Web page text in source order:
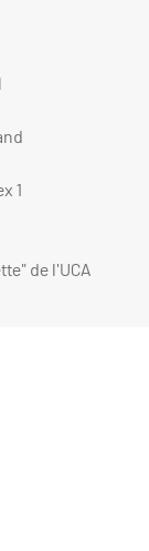
1
de l'UCA